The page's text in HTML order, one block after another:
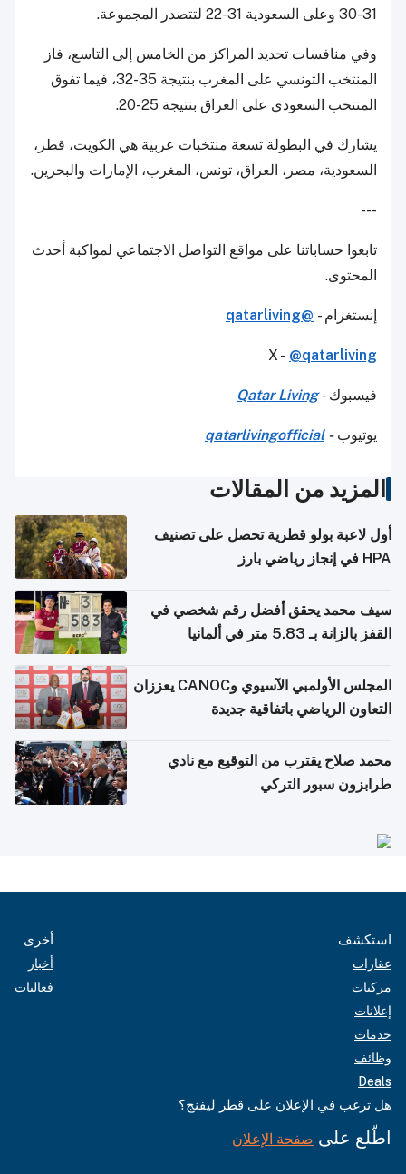
31-30 وعلى السعودية 31-22 لتتصدر المجموعة.
وفي منافسات تحديد المراكز من الخامس إلى التاسع، فاز
المنتخب التونسي على المغرب بنتيجة 35-32، فيما تفوق
المنتخب السعودي على العراق بنتيجة 25-20.
يشارك في البطولة تسعة منتخبات عربية هي الكويت، قطر،
السعودية، مصر، العراق، تونس، المغرب، الإمارات والبحرين.
---
تابعوا حساباتنا على مواقع التواصل الاجتماعي لمواكبة أحدث
المحتوى.
إنستغرام - @qatarliving
X - @qatarliving
فيسبوك -Qatar Living
يوتيوب-
qatarlivingofficial
المزيد من المقالات
أول لاعبة بولو قطرية تحصل على تصنيف
HPA في إنجاز رياضي بارز
سيف محمد يحقق أفضل رقم شخصي في
القفز بالزانة بـ 5.83 متر في ألمانيا
المجلس الأولمبي الآسيوي وCANOC يعززان
التعاون الرياضي باتفاقية جديدة
محمد صلاح يقترب من التوقيع مع نادي
طرابزون سبور التركي
استكشف
عقارات
مركبات
إعلانات
خدمات
وظائف
Deals
أخرى
أخبار
فعاليات
هل ترغب في الإعلان على قطر ليفنج؟
اطّلع على صفحة الإعلان